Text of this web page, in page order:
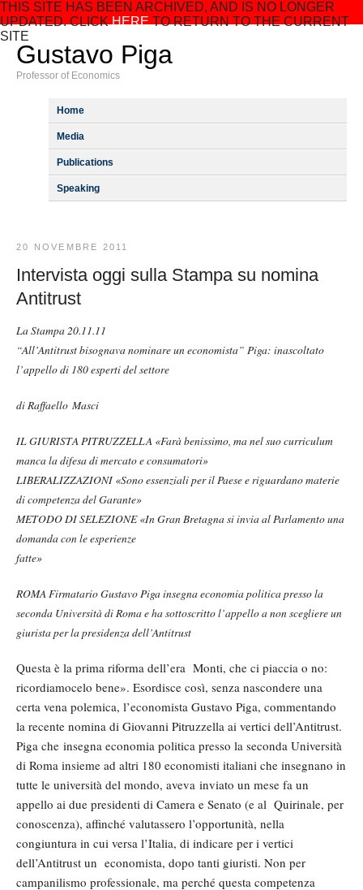
THIS SITE HAS BEEN ARCHIVED, AND IS NO LONGER
UPDATED. CLICKHERETO RETURN TO THE CURRENT
SITE
Gustavo Piga
Professor of Economics
Home
Media
Publications
Speaking
20 NOVEMBRE 2011
Intervista oggi sulla Stampa su nomina
Antitrust
La Stampa 20.11.11
“All’Antitrust bisognava nominare un economista” Piga: inascoltato
l’appello di 180 esperti del settore
di Raffaello Masci
IL GIURISTA PITRUZZELLA «Farà benissimo, ma nel suo curriculum
manca la difesa di mercato e consumatori»
LIBERALIZZAZIONI «Sono essenziali per il Paese e riguardano materie
di competenza del Garante»
METODO DI SELEZIONE «In Gran Bretagna si invia al Parlamento una
domanda con le esperienze
fatte»
ROMA Firmatario Gustavo Piga insegna economia politica presso la
seconda Università di Roma e ha sottoscritto l’appello a non scegliere un
giurista per la presidenza dell’Antitrust
Questa è la prima riforma dell’era Monti, che ci piaccia o no:
ricordiamocelo bene». Esordisce così, senza nascondere una
certa vena polemica, l’economista Gustavo Piga, commentando
la recente nomina di Giovanni Pitruzzella ai vertici dell’Antitrust.
Piga che insegna economia politica presso la seconda Università
di Roma insieme ad altri 180 economisti italiani che insegnano in
tutte le università del mondo, aveva inviato un mese fa un
appello ai due presidenti di Camera e Senato (e al Quirinale, per
conoscenza), affinché valutassero l’opportunità, nella
congiuntura in cui versa l’Italia, di indicare per i vertici
dell’Antitrust un economista, dopo tanti giuristi. Non per
campanilismo professionale, ma perché questa competenza